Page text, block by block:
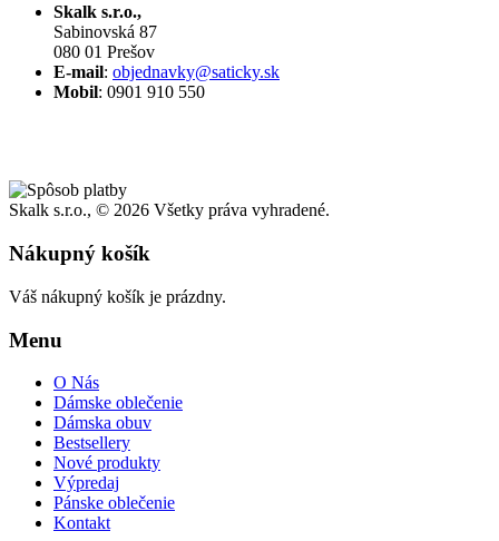
Skalk s.r.o.,
Sabinovská 87
080 01 Prešov
E-mail: objednavky@saticky.sk
Mobil: 0901 910 550
Skalk s.r.o., © 2026 Všetky práva vyhradené.
Nákupný košík
Váš nákupný košík je prázdny.
Menu
O Nás
Dámske oblečenie
Dámska obuv
Bestsellery
Nové produkty
Výpredaj
Pánske oblečenie
Kontakt